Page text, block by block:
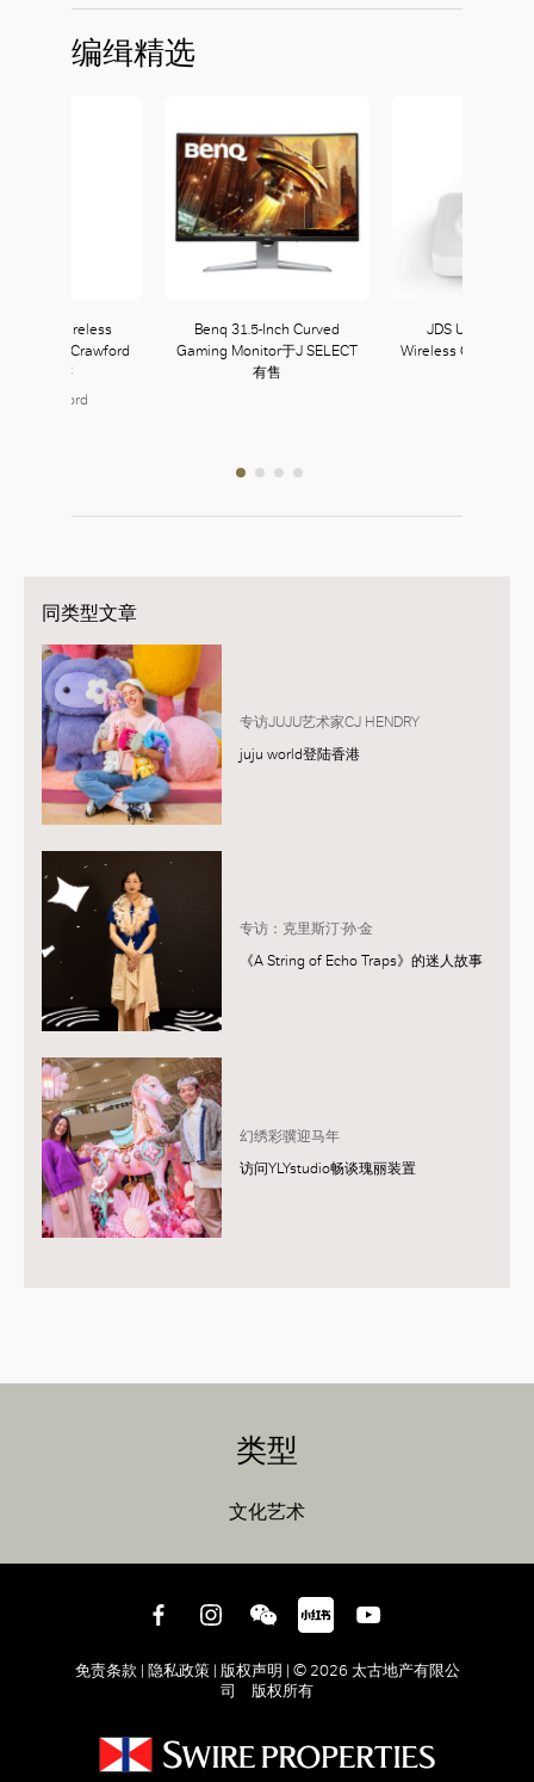
编缉精选
True Wireless
于Lane Crawford
Home有售
Crawford
Benq 31.5-Inch Curved
Gaming Monitor于J SELECT
有售
JDS UV
Wireless Charger于
同类型文章
专访JUJU艺术家CJ HENDRY
juju world登陆香港
专访：克里斯汀·孙·金
《A String of Echo Traps》的迷人故事
幻绣彩骥迎马年
访问YLYstudio畅谈瑰丽装置
类型
文化艺术
免责条款 | 隐私政策 | 版权声明 | © 2026 太古地产有限公
司 版权所有